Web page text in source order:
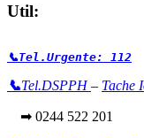
Util:
📞Tel.Urgente: 112
📞Tel.DSPPH– Tache
➡ 0244 522 201